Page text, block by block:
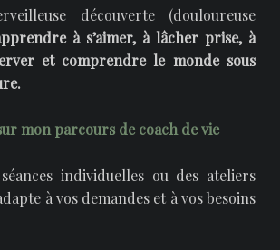
découverte (douloureuse
à s’aimer, à lâcher prise, à
et comprendre le monde sous
mon parcours de coach de vie
individuelles ou des ateliers
à vos demandes et à vos besoins